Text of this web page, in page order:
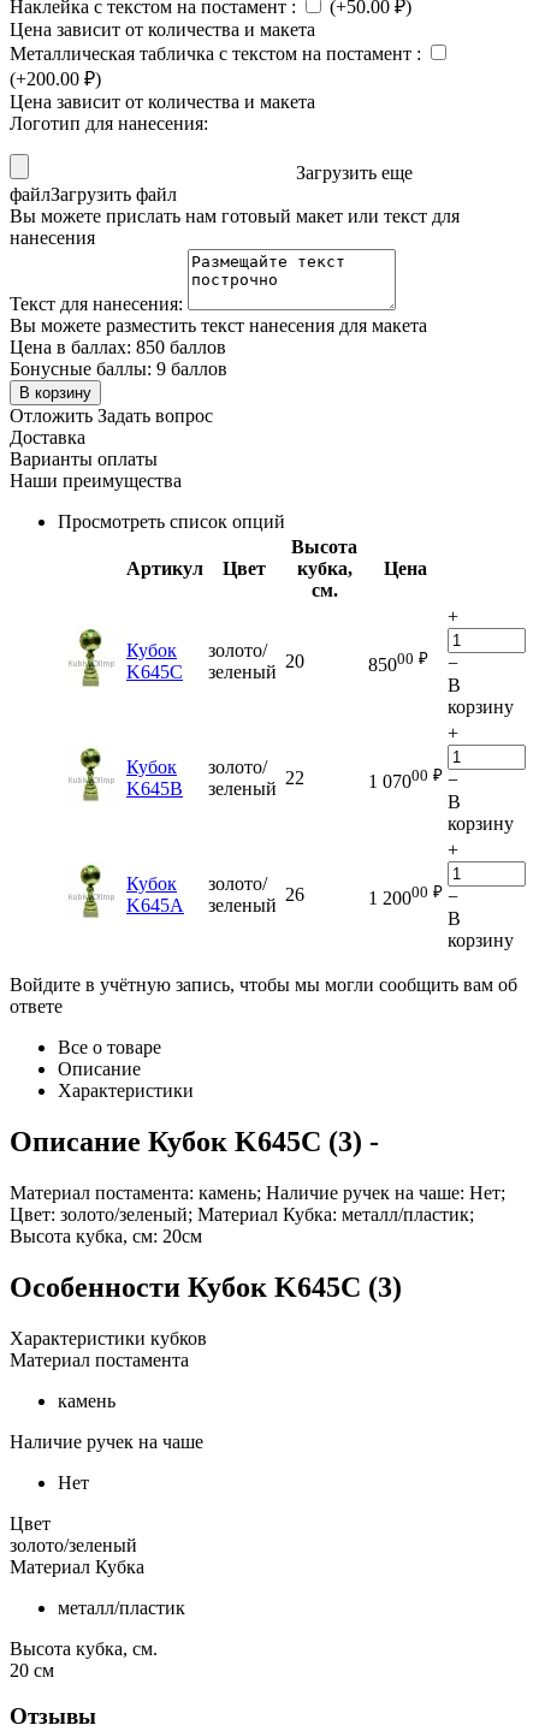
Наклейка с текстом на постамент : (+50.00 ₽)
Цена зависит от количества и макета
Металлическая табличка с текстом на постамент :
(+200.00 ₽)
Цена зависит от количества и макета
Логотип для нанесения:
Загрузить еще
файлЗагрузить файл
Вы можете прислать нам готовый макет или текст для
нанесения
Текст для нанесения:
Вы можете разместить текст нанесения для макета
Цена в баллах: 850 баллов
Бонусные баллы: 9 баллов
В корзину
Отложить Задать вопрос
Доставка
Варианты оплаты
Наши преимущества
Просмотреть список опций
Артикул Цвет
Высота
кубка,
см.
Цена
Кубок
K645C
золото/
зеленый
20 85000 ₽
+
−
В
корзину
Кубок
K645B
золото/
зеленый
22 1 07000 ₽
+
−
В
корзину
Кубок
K645A
золото/
зеленый
26 1 20000 ₽
+
−
В
корзину
Войдите в учётную запись, чтобы мы могли сообщить вам об
ответе
Все о товаре
Описание
Характеристики
Описание Кубок K645C (3) -
Материал постамента: камень; Наличие ручек на чаше: Нет;
Цвет: золото/зеленый; Материал Кубка: металл/пластик;
Высота кубка, см: 20см
Особенности Кубок K645C (3)
Характеристики кубков
Материал постамента
камень
Наличие ручек на чаше
Нет
Цвет
золото/зеленый
Материал Кубка
металл/пластик
Высота кубка, см.
20 см
Отзывы